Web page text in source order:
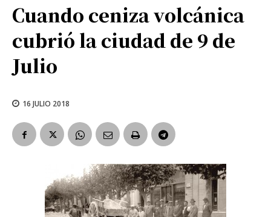
Cuando ceniza volcánica
cubrió la ciudad de 9 de
Julio
16 JULIO 2018